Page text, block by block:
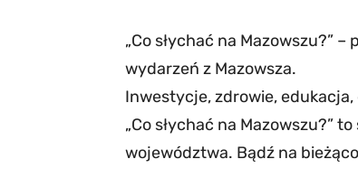
„Co słychać na Mazowszu?”
wydarzeń z Mazowsza.
Inwestycje, zdrowie,
„Co słychać na Mazowszu?”
województwa. Bądź na